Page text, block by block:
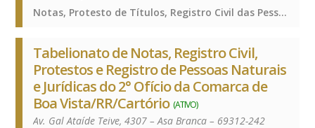
Notas, Protesto de Títulos, Registro Civil das Pessoas Naturais e de Interdições e Tutelas, Registro de Títulos e Documentos e Civis das Pessoas Jurídicas, Notas, Protesto de Títulos, Registro Civil das Pessoas Naturais e de Interdições e Tutelas, Registro de Títulos e Documentos e Civis das Pessoas Jurídicas, Notas, Protesto de Títulos, Registro Civil das Pessoas Naturais e de Interdições e Tutelas, Registro de Títulos e Documentos e Civis das Pessoas Jurídicas
Tabelionato de Notas, Registro Civil,
Protestos e Registro de Pessoas Naturais
e Jurídicas do 2° Ofício da Comarca de
Boa Vista/RR/Cartório (ATIVO)
Av. Gal Ataíde Teive, 4307 – Asa Branca – 69312-242